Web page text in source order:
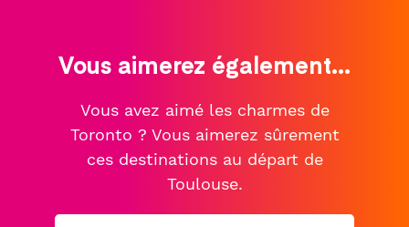
Vous aimerez également...
Vous avez aimé les charmes de
Toronto ? Vous aimerez sûrement
ces destinations au départ de
Toulouse.